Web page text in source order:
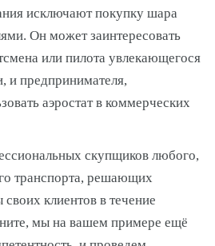
исключают покупку шара
Он может заинтересовать
или пилота увлекающегося
и предпринимателя,
аэростат в коммерческих
скупщиков любого,
транспорта, решающих
клиентов в течение
мы на вашем примере ещё